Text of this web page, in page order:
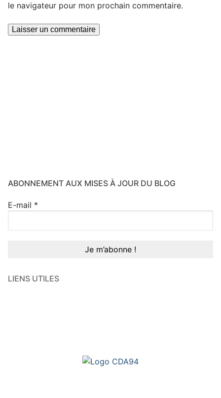
le navigateur pour mon prochain commentaire.
ABONNEMENT AUX MISES À JOUR DU BLOG
E-mail *
LIENS UTILES